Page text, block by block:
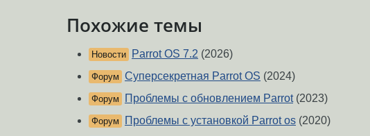
Похожие темы
Новости Parrot OS 7.2 (2026)
Форум Суперсекретная Parrot OS (2024)
Форум Проблемы с обновлением Parrot(2023)
Форум Проблемы с установкой Parrot os (2020)